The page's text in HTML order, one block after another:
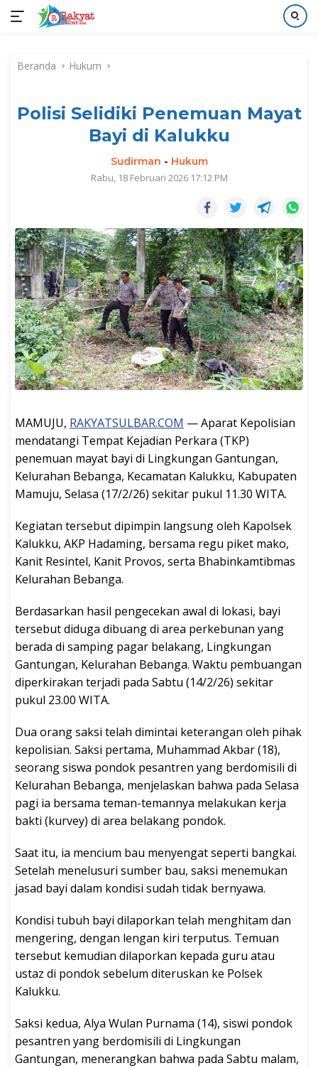
kontenBeranda Hukum
Polisi Selidiki Penemuan Mayat
Bayi di Kalukku
Sudirman - Hukum
Rabu, 18 Februari 2026 17:12 PM
MAMUJU, RAKYATSULBAR.COM — Aparat Kepolisian
mendatangi Tempat Kejadian Perkara (TKP)
penemuan mayat bayi di Lingkungan Gantungan,
Kelurahan Bebanga, Kecamatan Kalukku, Kabupaten
Mamuju, Selasa (17/2/26) sekitar pukul 11.30 WITA.
Kegiatan tersebut dipimpin langsung oleh Kapolsek
Kalukku, AKP Hadaming, bersama regu piket mako,
Kanit Resintel, Kanit Provos, serta Bhabinkamtibmas
Kelurahan Bebanga.
Berdasarkan hasil pengecekan awal di lokasi, bayi
tersebut diduga dibuang di area perkebunan yang
berada di samping pagar belakang, Lingkungan
Gantungan, Kelurahan Bebanga. Waktu pembuangan
diperkirakan terjadi pada Sabtu (14/2/26) sekitar
pukul 23.00 WITA.
Dua orang saksi telah dimintai keterangan oleh pihak
kepolisian. Saksi pertama, Muhammad Akbar (18),
seorang siswa pondok pesantren yang berdomisili di
Kelurahan Bebanga, menjelaskan bahwa pada Selasa
pagi ia bersama teman-temannya melakukan kerja
bakti (kurvey) di area belakang pondok.
Saat itu, ia mencium bau menyengat seperti bangkai.
Setelah menelusuri sumber bau, saksi menemukan
jasad bayi dalam kondisi sudah tidak bernyawa.
Kondisi tubuh bayi dilaporkan telah menghitam dan
mengering, dengan lengan kiri terputus. Temuan
tersebut kemudian dilaporkan kepada guru atau
ustaz di pondok sebelum diteruskan ke Polsek
Kalukku.
Saksi kedua, Alya Wulan Purnama (14), siswi pondok
pesantren yang berdomisili di Lingkungan
Gantungan, menerangkan bahwa pada Sabtu malam,